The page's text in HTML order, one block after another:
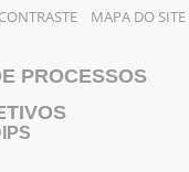
MAPA DO SITE
PROCESSOS